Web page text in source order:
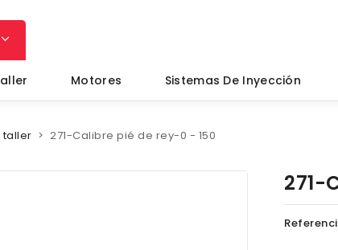
Motores Sistemas De Inyección
taller 271-Calibre pié de rey-0 - 150
271-